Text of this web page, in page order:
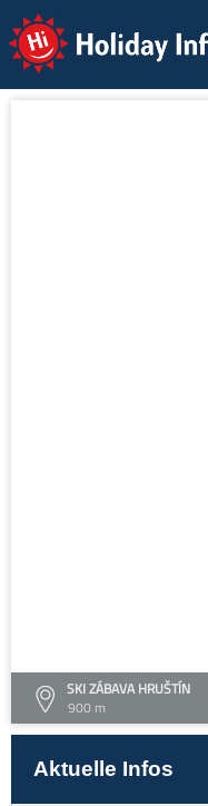
Holiday Info
SKI ZÁBAVA HRUŠTÍN
900 m
Aktuelle Infos